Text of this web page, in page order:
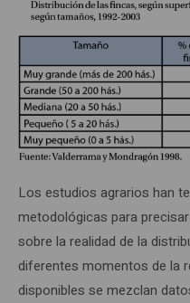
Los estudios agrarios han
metodológicas para
sobre la realidad de la
diferentes momentos de la
disponibles se mezclan